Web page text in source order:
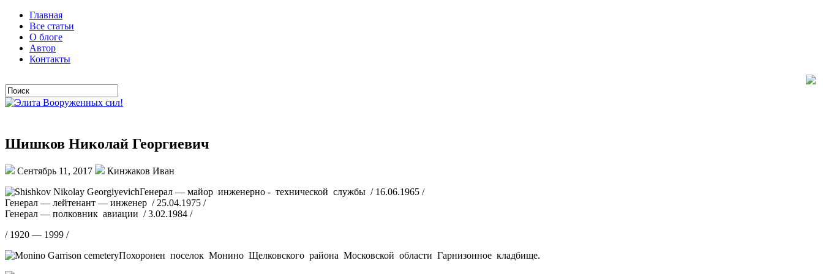
Главная
Все статьи
О блоге
Автор
Контакты
Шишков Николай Георгиевич
Сентябрь 11, 2017
Кинжаков Иван
Генерал — майор инженерно - технической службы / 16.06.1965 /
Генерал — лейтенант — инженер / 25.04.1975 /
Генерал — полковник авиации / 3.02.1984 /
/ 1920 — 1999 /
Похоронен поселок Монино Щелковского района Московской области Гарнизонное кладбище.